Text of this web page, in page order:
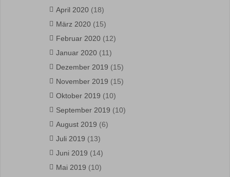
April 2020 (18)
März 2020 (15)
Februar 2020 (12)
Januar 2020 (11)
Dezember 2019 (15)
November 2019 (15)
Oktober 2019 (10)
September 2019 (10)
August 2019 (6)
Juli 2019 (13)
Juni 2019 (14)
Mai 2019 (10)